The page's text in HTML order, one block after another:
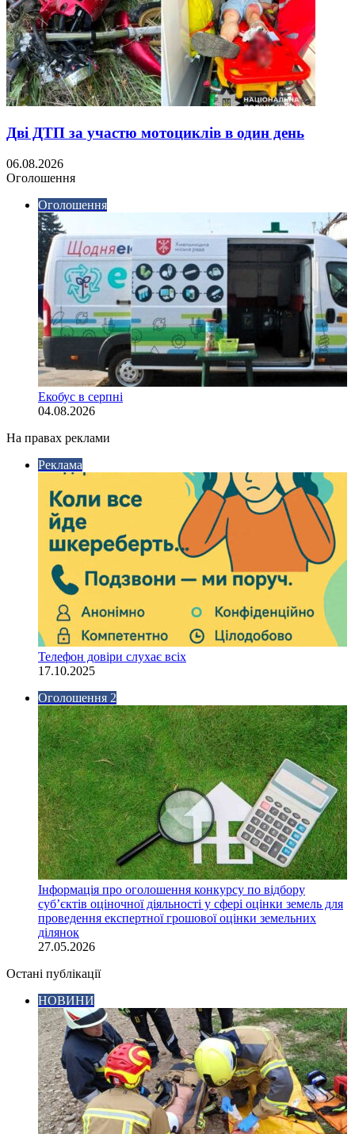
Дві ДТП за участю мотоциклів в один день
06.08.2026
Оголошення
Оголошення
Екобус в серпні
04.08.2026
На правах реклами
Реклама
Телефон довіри слухає всіх
17.10.2025
Оголошення 2
Інформація про оголошення конкурсу по відбору
суб’єктів оціночної діяльності у сфері оцінки земель для
проведення експертної грошової оцінки земельних
ділянок
27.05.2026
Остані публікації
НОВИНИ